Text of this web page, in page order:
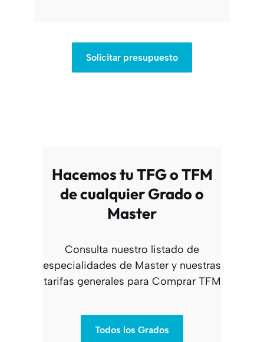
Solicitar presupuesto
Hacemos tu TFG o TFM
de cualquier Grado o
Master
Consulta nuestro listado de
especialidades de Master y nuestras
tarifas generales para Comprar TFM
Todos los Grados